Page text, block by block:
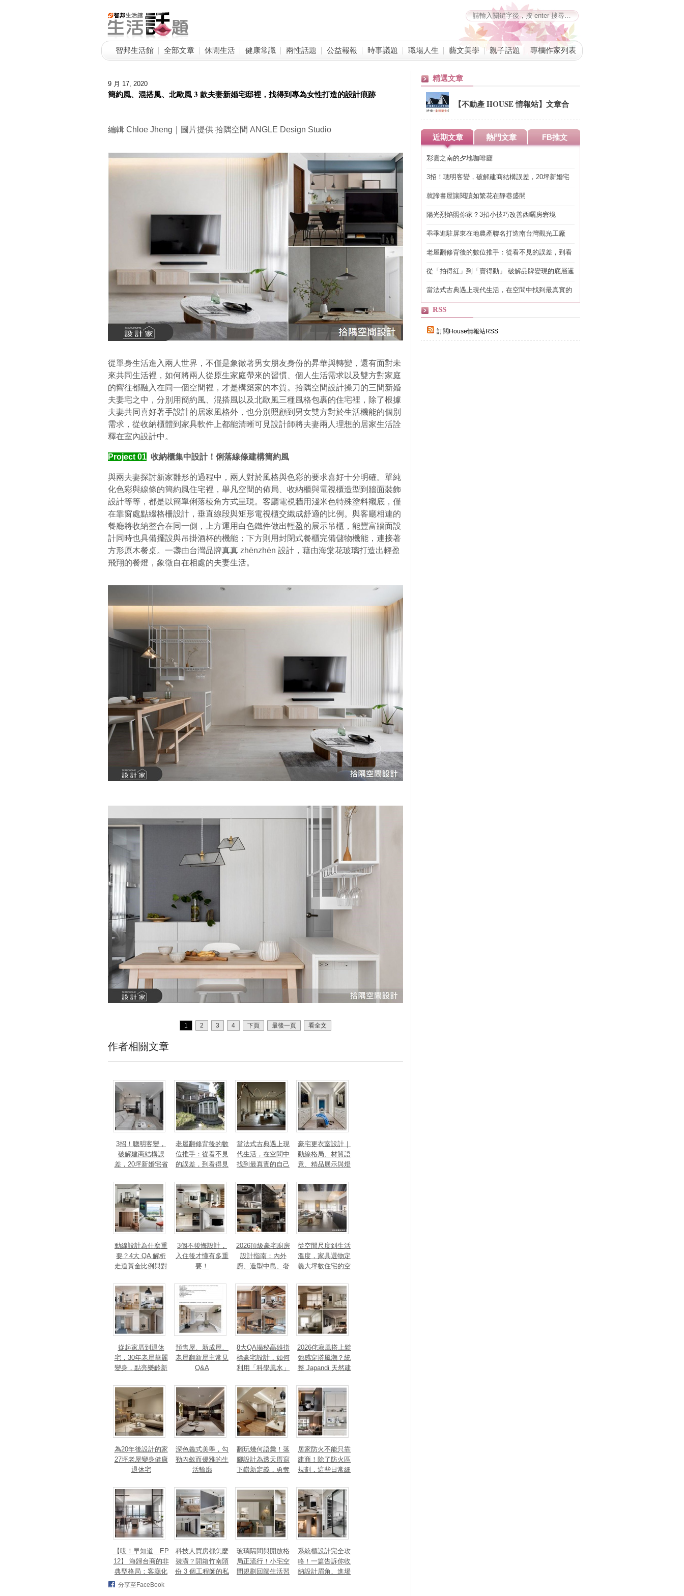
智邦生活館 全部文章 休閒生活 健康常識 兩性話題 公益報報 時事議題 職場人生 藝文美學 親子話題 專欄作家列表
9 月 17, 2020
簡約風、混搭風、北歐風 3 款夫妻新婚宅邸裡，找得到專為女性打造的設計痕跡
編輯 Chloe Jheng｜圖片提供 拾隅空間 ANGLE Design Studio
從單身生活進入兩人世界，不僅是象徵著男女朋友身份的昇華與轉變，還有面對未
來共同生活裡，如何將兩人從原生家庭帶來的習慣、個人生活需求以及雙方對家庭
的嚮往都融入在同一個空間裡，才是構築家的本質。拾隅空間設計操刀的三間新婚
夫妻宅之中，分別用簡約風、混搭風以及北歐風三種風格包裹的住宅裡，除了根據
夫妻共同喜好著手設計的居家風格外，也分別照顧到男女雙方對於生活機能的個別
需求，從收納櫃體到家具軟件上都能清晰可見設計師將夫妻兩人理想的居家生活詮
釋在室內設計中。
Project 01 收納櫃集中設計！俐落線條建構簡約風
與兩夫妻探討新家雛形的過程中，兩人對於風格與色彩的要求喜好十分明確。單純
化色彩與線條的簡約風住宅裡，舉凡空間的佈局、收納櫃與電視櫃造型到牆面裝飾
設計等等，都是以簡單俐落稜角方式呈現。客廳電視牆用淺米色特殊塗料襯底，僅
在靠窗處點綴格柵設計，垂直線段與矩形電視櫃交織成舒適的比例。與客廳相連的
餐廳將收納整合在同一側，上方運用白色鐵件做出輕盈的展示吊櫃，能豐富牆面設
計同時也具備擺設與吊掛酒杯的機能；下方則用封閉式餐櫃完備儲物機能，連接著
方形原木餐桌。一盞由台灣品牌真真 zhēnzhēn 設計，藉由海棠花玻璃打造出輕盈
飛翔的餐燈，象徵自在相處的夫妻生活。
1 2 3 4 下頁 最後一頁 看全文
作者相關文章
3招！聰明客變，
破解建商結構誤
差，20坪新婚宅省
錢
老屋翻修背後的數
位推手：從看不見
的誤差，到看得見
當法式古典遇上現
代生活，在空間中
找到最真實的自己
豪宅更衣室設計｜
動線格局、材質語
意、精品展示與燈
打造高訂生活儀式
動線設計為什麼重
要？4大 QA 解析
走道黃金比例與對
3個不後悔設計，
入住後才懂有多重
要！
2026頂級豪宅廚房
設計指南：內外
廚、造型中島、奢
讓廚房從空間配角
變主角！
從空間尺度到生活
溫度，家具選物定
義大坪數住宅的空
從起家厝到退休
宅，30年老屋華麗
變身，點亮樂齡新
法、英指標設計大
獎！
預售屋、新成屋、
老屋翻新屋主常見
Q&A
8大QA揭秘高雄指
標豪宅設計，如何
利用「科學風水」
量磁場？
2026侘寂風搭上鬆
弛感穿搭風潮？統
整 Japandi 天然建
有風靡全球的軟裝
家具推薦
為20年後設計的家
27坪老屋變身健康
退休宅
深色義式美學，勾
勒內斂而優雅的生
活輪廓
翻玩幾何語彙！落
腳設計為透天厝寫
下嶄新定義，勇奪
TAN 國際大獎
居家防火不能只靠
建商！除了防火區
規劃，這些日常細
【哎！早知道…EP
12】 海歸台商的非
典型格局：客廳化
身面海創作空間，
科技人買房都怎麼
裝潢？開箱竹南頭
份 3 個工程師的私
玻璃隔間與開放格
局正流行！小宅空
間規劃回歸生活習
系統櫃設計完全攻
略！一篇告訴你收
納設計眉角、進場
分享至FaceBook
精選文章
【不動產 HOUSE 情報站】文章合
併公告
近期文章 熱門文章 FB推文
彩雲之南的夕地咖啡廳
3招！聰明客變，破解建商結構誤差，20坪新婚宅
就諦書屋讓閱讀如繁花在靜巷盛開
陽光烈焰照你家？3招小技巧改善西曬房窘境
乖乖進駐屏東在地農產聯名打造南台灣觀光工廠
老屋翻修背後的數位推手：從看不見的誤差，到看
從「拍得紅」到「賣得動」 破解品牌變現的底層邏
當法式古典遇上現代生活，在空間中找到最真實的
RSS
訂閱House情報站RSS